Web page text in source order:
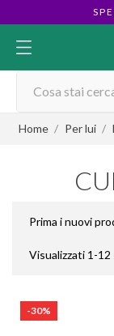
Home Per lui
Prima i nuovi
Visualizzati 1-
-30%